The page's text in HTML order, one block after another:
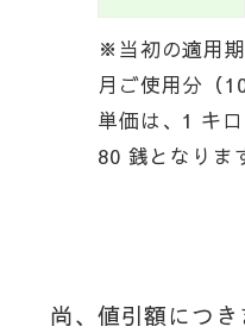
※当初の適用
月ご使用分（
単価は、1 キ
80 銭となりま
尚、値引額につ